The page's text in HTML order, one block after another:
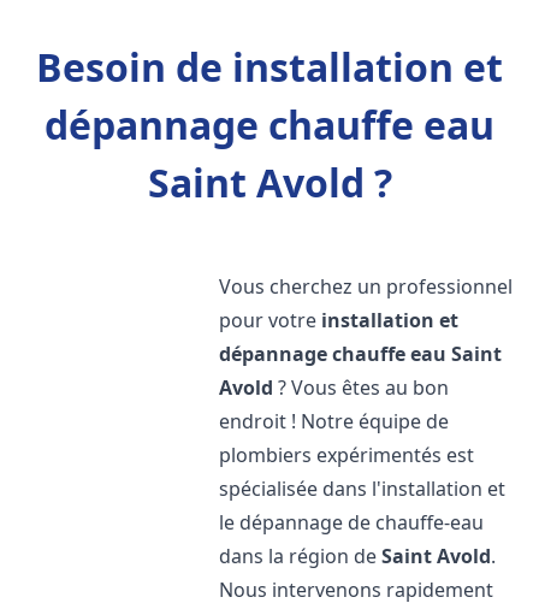
Besoin de installation et
dépannage chauffe eau
Saint Avold ?
Vous cherchez un professionnel
pour votre installation et
dépannage chauffe eau Saint
Avold ? Vous êtes au bon
endroit ! Notre équipe de
plombiers expérimentés est
spécialisée dans l'installation et
le dépannage de chauffe-eau
dans la région deSaint Avold.
Nous intervenons rapidement